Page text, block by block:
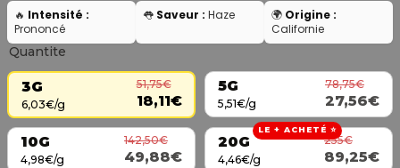
🔥 Intensité :
Prononcé
👅 Saveur : Haze 🌍 Origine :
Californie
Quantite
3G
6,03€/g
51,75€
18,11€
5G
5,51€/g
78,75€
27,56€
10G
4,98€/g
142,50€
49,88€
LE + ACHETÉ ⭐
20G
4,46€/g
255€
89,25€